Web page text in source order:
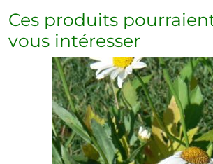
Ces produits
vous intéresser